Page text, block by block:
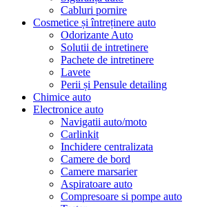
Cabluri pornire
Cosmetice și întreținere auto
Odorizante Auto
Solutii de intretinere
Pachete de intretinere
Lavete
Perii și Pensule detailing
Chimice auto
Electronice auto
Navigatii auto/moto
Carlinkit
Inchidere centralizata
Camere de bord
Camere marsarier
Aspiratoare auto
Compresoare si pompe auto